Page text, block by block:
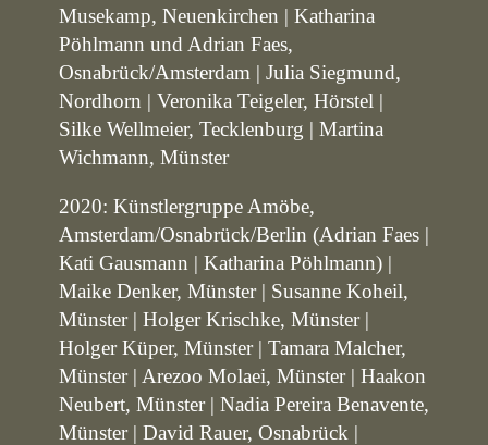
Musekamp, Neuenkirchen | Katharina
Pöhlmann und Adrian Faes,
Osnabrück/Amsterdam | Julia Siegmund,
Nordhorn | Veronika Teigeler, Hörstel |
Silke Wellmeier, Tecklenburg | Martina
Wichmann, Münster
2020: Künstlergruppe Amöbe,
Amsterdam/Osnabrück/Berlin (Adrian Faes |
Kati Gausmann | Katharina Pöhlmann) |
Maike Denker, Münster | Susanne Koheil,
Münster | Holger Krischke, Münster |
Holger Küper, Münster | Tamara Malcher,
Münster | Arezoo Molaei, Münster | Haakon
Neubert, Münster | Nadia Pereira Benavente,
Münster | David Rauer, Osnabrück |